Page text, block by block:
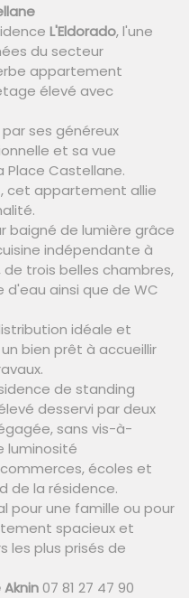
L'Eldorado, l'une
du secteur
appartement
élevé avec
ses généreux
et sa vue
Place Castellane.
cet appartement allie
baigné de lumière grâce
indépendante à
de trois belles chambres,
d'eau ainsi que de WC
idéale et
bien prêt à accueillir
de standing
desservi par deux
sans vis-à-
luminosité
écoles et
de la résidence.
pour une famille ou pour
spacieux et
les plus prisés de
Aknin07 81 27 47 90